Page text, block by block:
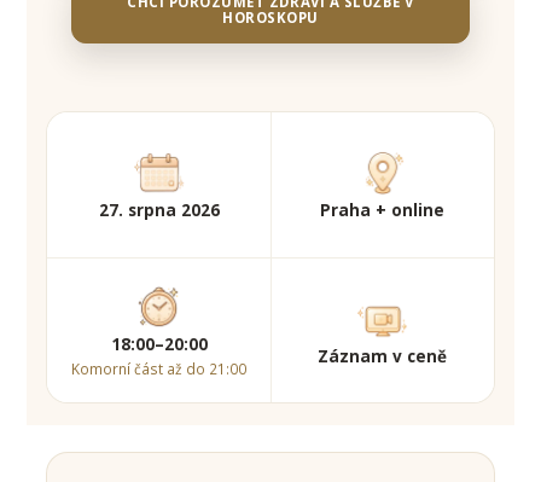
HOROSKOPU
27. srpna 2026 Praha + online
18:00–20:00
Komorní část až do 21:00
Záznam v ceně